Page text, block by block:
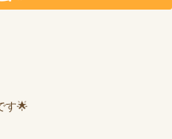
す🌟